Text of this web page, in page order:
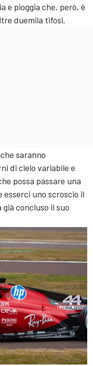
e pioggia che, però, è
duemila tifosi.
saranno
di cielo variabile e
possa passare una
uno scroscio il
concluso il suo